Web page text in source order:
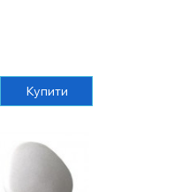
Купити